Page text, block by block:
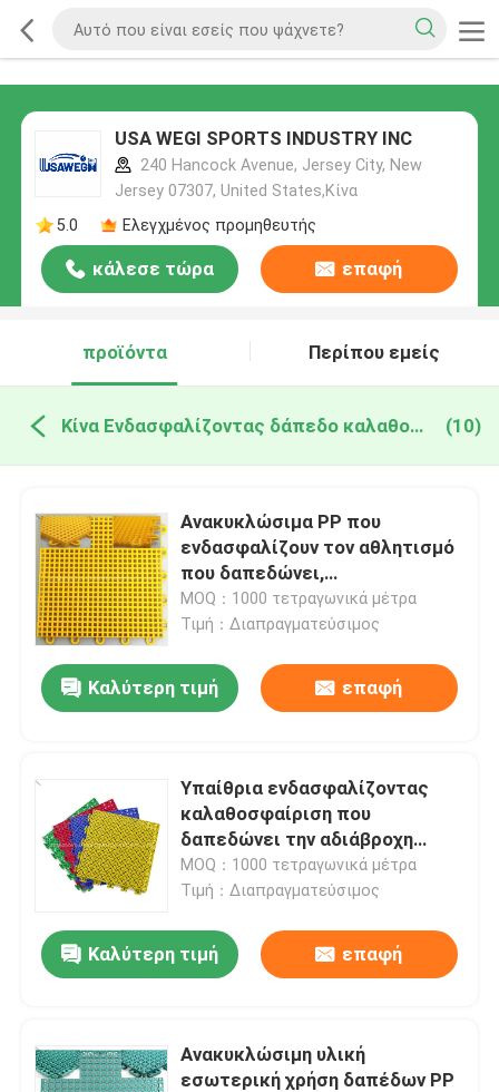
USA WEGI SPORTS INDUSTRY INC
240 Hancock Avenue, Jersey City, New
Jersey 07307, United States,Κίνα
5.0
Ελεγχμένος προμηθευτής
κάλεσε τώρα επαφή
προϊόντα Περίπου εμείς
Κίνα Ενδασφαλίζοντας δάπεδο καλαθοσφαίρισης (10)
Ανακυκλώσιμα PP που
ενδασφαλίζουν τον αθλητισμό
που δαπεδώνει,
απορροφώντας δάπεδο
αθλητικού δικαστηρίου
MOQ：1000 τετραγωνικά μέτρα
Τιμή：Διαπραγματεύσιμος
Καλύτερη τιμή επαφή
Υπαίθρια ενδασφαλίζοντας
καλαθοσφαίριση που
δαπεδώνει την αδιάβροχη
αθλητική δαπέδωση
κεραμιδιών PP
MOQ：1000 τετραγωνικά μέτρα
Τιμή：Διαπραγματεύσιμος
Καλύτερη τιμή επαφή
Ανακυκλώσιμη υλική
εσωτερική χρήση δαπέδων PP